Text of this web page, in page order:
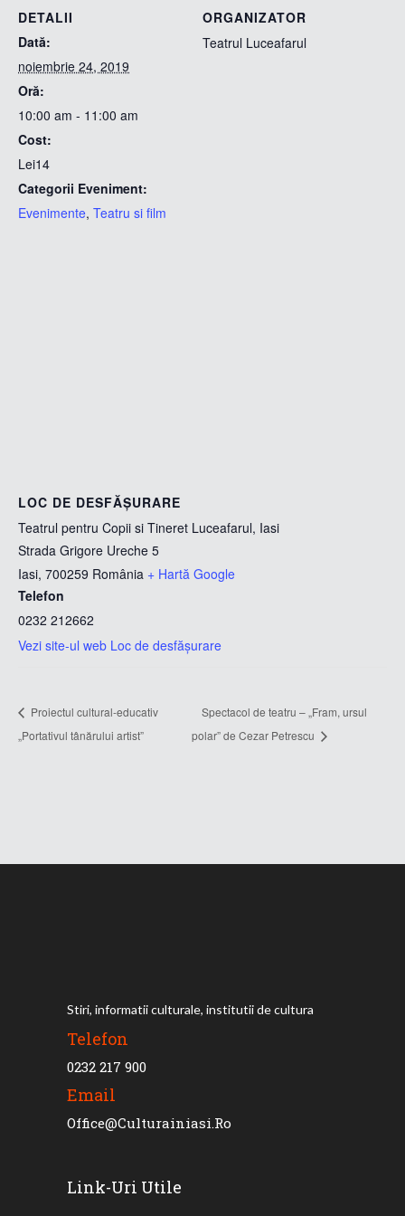
DETALII
Dată:
noiembrie 24, 2019
Oră:
10:00 am - 11:00 am
Cost:
Lei14
Categorii Eveniment:
Evenimente, Teatru si film
ORGANIZATOR
Teatrul Luceafarul
LOC DE DESFĂȘURARE
Teatrul pentru Copii si Tineret Luceafarul, Iasi
Strada Grigore Ureche 5
Iasi, 700259 România + Hartă Google
Telefon
0232 212662
Vezi site-ul web Loc de desfășurare
Proiectul cultural-educativ
„Portativul tânărului artist”
Spectacol de teatru – „Fram, ursul
polar” de Cezar Petrescu
Stiri, informatii culturale, institutii de cultura
Telefon
0232 217 900
Email
Office@culturainiasi.ro
Link-Uri Utile